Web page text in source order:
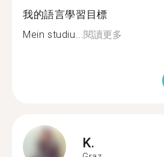
我的語言學習目標
Mein studiu...閱讀更多
K.